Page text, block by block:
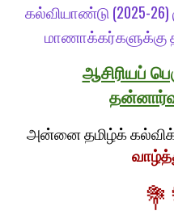
கல்வியாண்டு(2025-2
மாணாக்கர்களுக்கு
ஆசிரியப்
அன்னை தமிழ்க்
💐